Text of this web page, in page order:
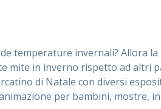
temperature invernali? Allora
mite in inverno rispetto ad altri
di Natale con diversi
per bambini, mostre,